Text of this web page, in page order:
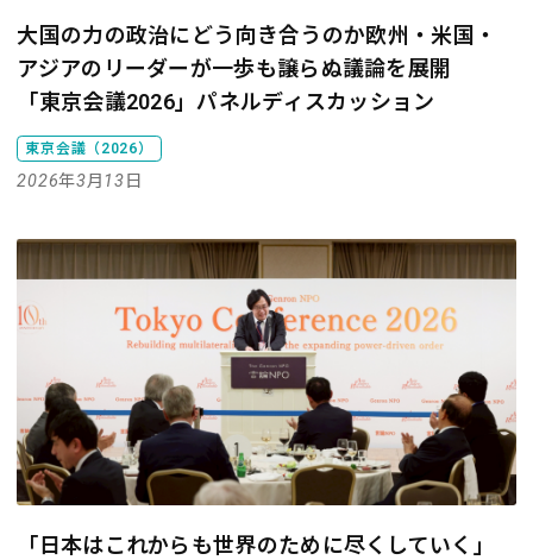
大国の力の政治にどう向き合うのか――欧州・米国・
アジアのリーダーが一歩も譲らぬ議論を展開
「東京会議2026」パネルディスカッション
東京会議（2026）
2026年3月13日
「日本はこれからも世界のために尽くしていく」